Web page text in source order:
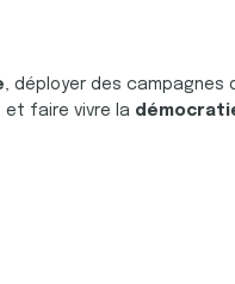
, déployer des campagnes
et faire vivre la